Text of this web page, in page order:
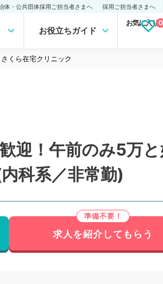
体・公共団体採用ご担当者さまへ 採用ご担当者さまへ
お役立ちガイド
お気に入り0
さくら在宅クリニック
迎！午前のみ5万
科系／非常勤)
求人を紹介してもらう